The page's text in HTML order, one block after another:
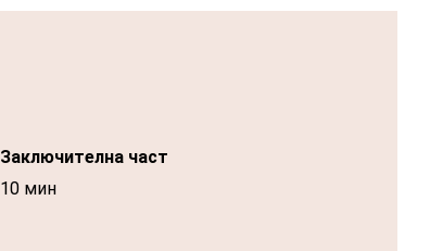
Заключителна част
10 мин